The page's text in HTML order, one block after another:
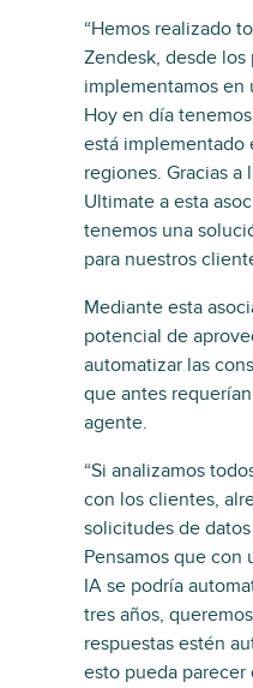
“Hemos realizado
Zendesk, desde
implementamos
Hoy en día
está implementado
regiones. Gracias
Ultimate a esta
tenemos una
para nuestros
Mediante esta
potencial de
automatizar las
que antes
agente.
“Si analizamos
con los clientes,
solicitudes de
Pensamos que con
IA se podría
tres años,
respuestas estén
esto pueda parecer